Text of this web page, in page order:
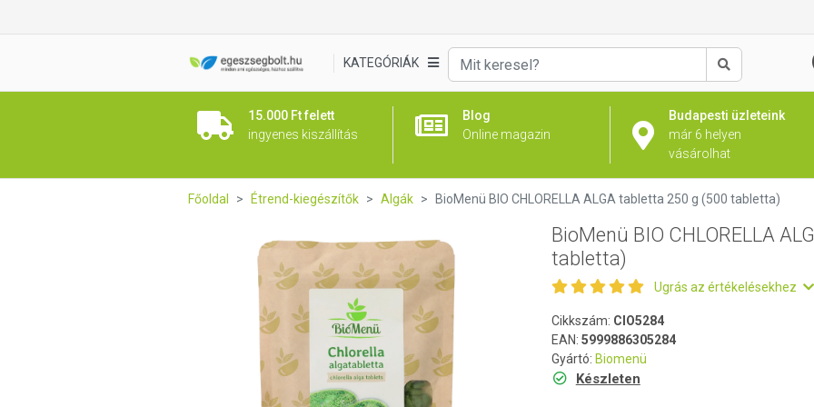
KATEGÓRIÁK
Keresés
15.000 Ft felett
ingyenes kiszállítás
Blog
Online magazin
Budapesti üzleteink
már 6 helyen
vásárolhat
Főoldal Étrend-kiegészítők Algák BioMenü BIO CHLORELLA ALGA tabletta 250 g (500 tabletta)
BioMenü BIO CHLORELLA
tabletta)
Ugrás az értékelésekhez
Cikkszám: CIO5284
EAN: 5999886305284
Gyártó: Biomenü
Készleten